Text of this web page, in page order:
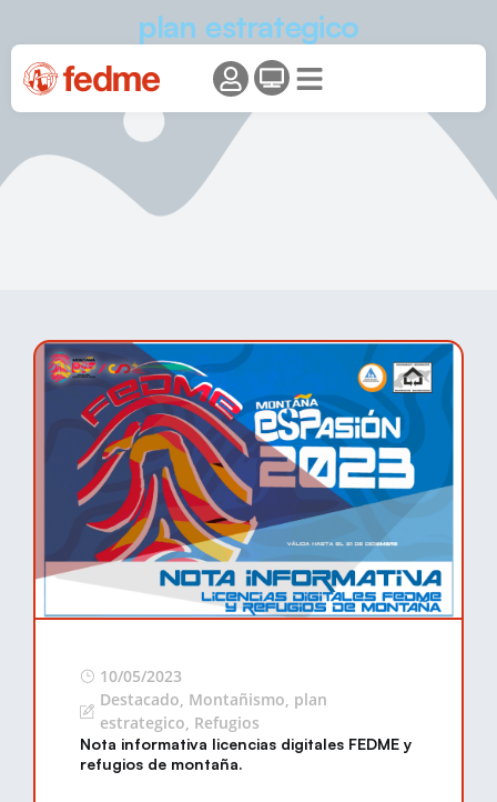
plan estrategico
10/05/2023
Destacado, Montañismo, plan
estrategico, Refugios
Nota informativa licencias digitales FEDME y
refugios de montaña.